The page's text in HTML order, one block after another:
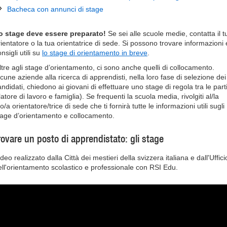
Bacheca con annunci di stage
stage deve essere preparato! Se sei alle scuole medie, contatta il
o la tua orientatrice di sede. Si possono trovare informazioni
utili su lo stage di orientamento in breve
agli stage d’orientamento, ci sono anche quelli di collocamento.
aziende alla ricerca di apprendisti, nella loro fase di selezione dei
chiedono ai giovani di effettuare uno stage di regola tra le parti
di lavoro e famiglia). Se frequenti la scuola media, rivolgiti al/la
a orientatore/trice di sede che ti fornirà tutte le informazioni utili sugli
d’orientamento e collocamento.
un posto di apprendistato: gli stage
realizzato dalla Città dei mestieri della svizzera italiana e
scolastico e professionale con RSI Edu.